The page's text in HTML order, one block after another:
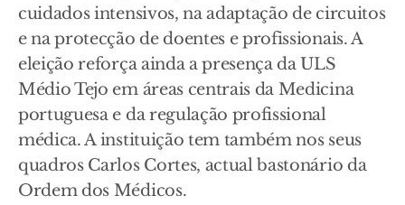
cuidados intensivos, na adaptação de circuitos
e na protecção de doentes e profissionais. A
eleição reforça ainda a presença da ULS
Médio Tejo em áreas centrais da Medicina
portuguesa e da regulação profissional
médica. A instituição tem também nos seus
quadros Carlos Cortes, actual bastonário da
Ordem dos Médicos.